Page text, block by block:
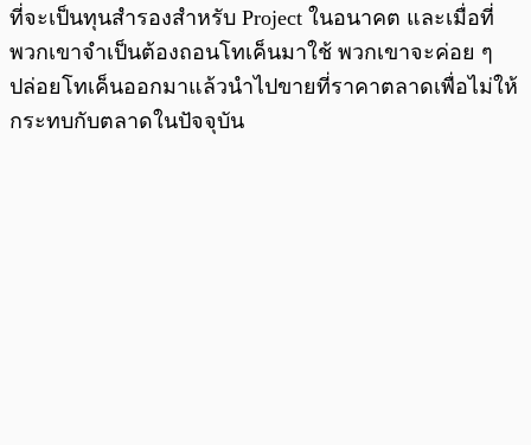
ที่จะเป็นทุนสำรองสำหรับ Project ในอนาคต และเมื่อที่
พวกเขาจำเป็นต้องถอนโทเค็นมาใช้ พวกเขาจะค่อย ๆ
ปล่อยโทเค็นออกมาแล้วนำไปขายที่ราคาตลาดเพื่อไม่ให้
กระทบกับตลาดในปัจจุบัน